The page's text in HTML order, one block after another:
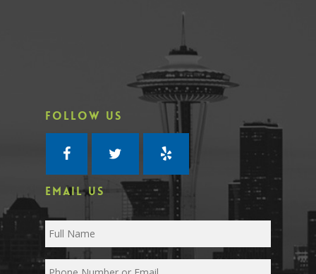
FOLLOW US
EMAIL US